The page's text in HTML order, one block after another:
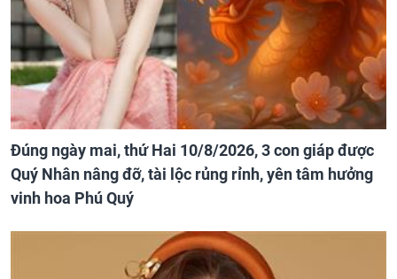
Đúng ngày mai, thứ Hai 10/8/2026, 3 con giáp được
Quý Nhân nâng đỡ, tài lộc rủng rỉnh, yên tâm hưởng
vinh hoa Phú Quý